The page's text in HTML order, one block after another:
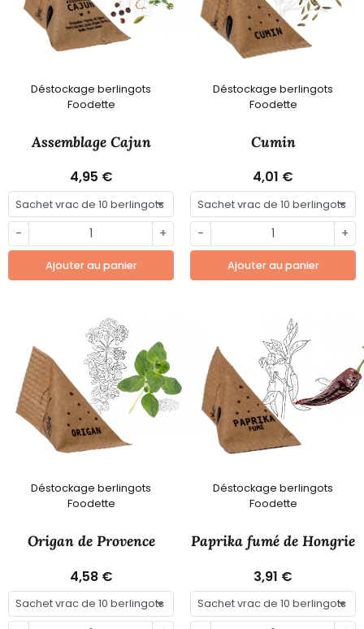
Déstockage berlingots
Foodette
Assemblage Cajun
4,95 €
- +
Ajouter au panier
Déstockage berlingots
Foodette
Cumin
4,01 €
- +
Ajouter au panier
Déstockage berlingots
Foodette
Origan de Provence
4,58 €
Déstockage berlingots
Foodette
Paprika fumé de Hongrie
3,91 €